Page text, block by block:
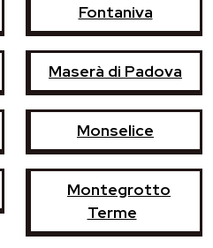
Fontaniva
Maserà di Padova
Monselice
Montegrotto
Terme